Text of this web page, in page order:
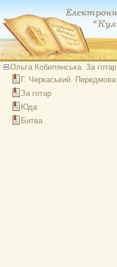
Ольга Кобилянська. За готар
Г. Черкаський. Передмова
За готар
Юда
Битва